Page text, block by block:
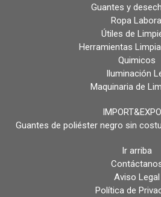
Guantes y
Ropa
Útiles de
Herramientas
Quimicos
Iluminación
Maquinaria de
Guantes de poliéster negro sin
Ir arriba
Aviso Legal
Política de